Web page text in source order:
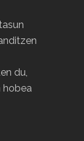
du,
hobea